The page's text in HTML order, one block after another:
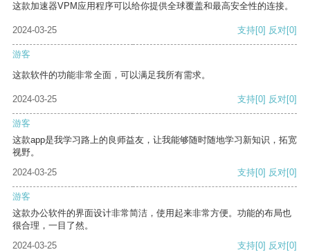
这款加速器VPM应用程序可以给你提供全球覆盖和最高安全性的连接。
2024-03-25 支持[0] 反对[0]
游客
这款软件的功能非常全面，可以满足我所有需求。
2024-03-25 支持[0] 反对[0]
游客
这款app是我学习路上的良师益友，让我能够随时随地学习新知识，拓宽
视野。
2024-03-25
支持[0] 反对[0]
游客
这款办公软件的界面设计非常简洁，使用起来非常方便。功能的布局也
很合理，一目了然。
2024-03-25
支持[0] 反对[0]